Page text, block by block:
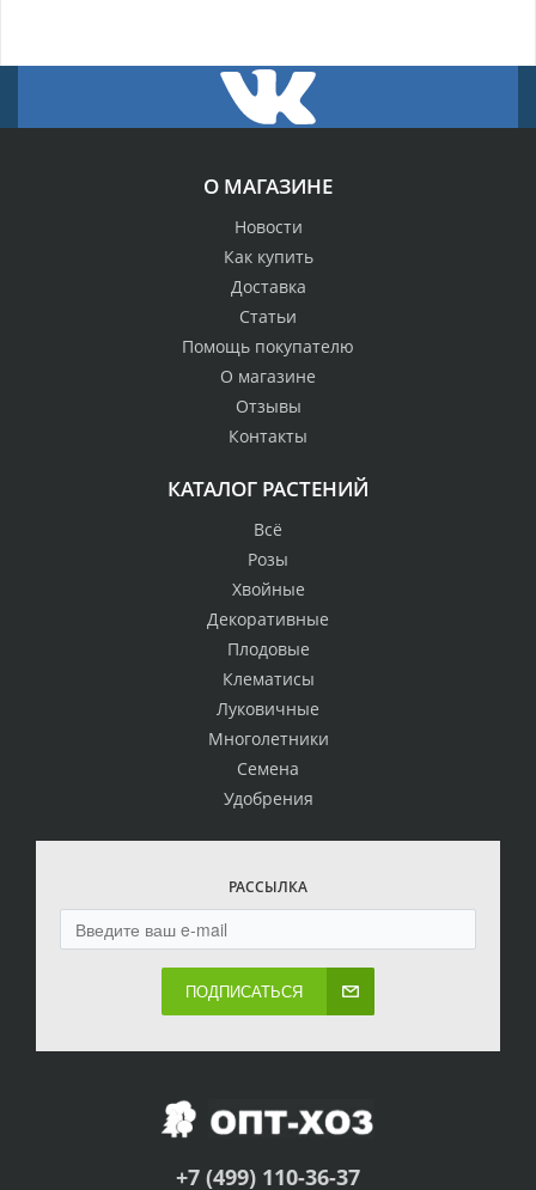
О МАГАЗИНЕ
Новости
Как купить
Доставка
Статьи
Помощь покупателю
О магазине
Отзывы
Контакты
КАТАЛОГ РАСТЕНИЙ
Всё
Розы
Хвойные
Декоративные
Плодовые
Клематисы
Луковичные
Многолетники
Семена
Удобрения
РАССЫЛКА
ПОДПИСАТЬСЯ
+7 (499) 110-36-37